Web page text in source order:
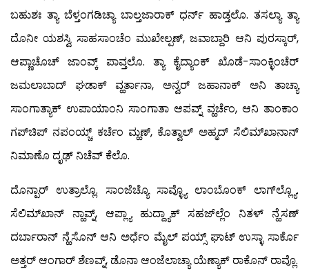
ಬಹುಶಃ ತ್ಯಾ ಬೆಳ್ತಂಗಡಿಚ್ಯಾ ಬಾಲ್ತಜಾರಾಕ್ ಧರ್ನ್ ಹಾಡ್ತಲೊ. ತಸಲ್ಯಾ ತ್ಯಾ
ದೊನೀ ಯಶಸ್ವಿ ಸಾಹಸಾಂಚೆಂ ಮುಖೇಲ್ಪಣ್, ಜವಾಬ್ದಾರಿ ಆನಿ ಪುರಸ್ಕಾರ್,
ಆಪ್ಣಾಚೊಚ್ ಜಾಂವ್ಕ್ ಪಾವ್ತಲೊ. ತ್ಯಾ ಕೈದ್ಯಾಂಕ್ ಖೊಡೆ-ಸಾಂಕ್ಳಿಂಚೆರ್
ಜಮಲಾಬಾದ್ ಘಡಾಕ್ ವ್ಹರ್ತಾನಾ, ಅನ್ವರ್ ಜಹಾನಾಕ್ ಅನಿ ತಾಚ್ಯಾ
ಸಾಂಗಾತ್ಯಾಕ್ ಉಪಾಯಾಂನಿ ಸಾಂಗಾತಾ ಆಪವ್ನ್ ವ್ಹರ್ಚೆಂ, ಆನಿ ತಾಂಕಾಂ
ಗಪ್‍ಚಿಪ್ ನಪಂಯ್ಚ್ ಕರ್ಚೆಂ ಮ್ಹಣ್, ಕೊತ್ವಾಲ್ ಅಹ್ಮದ್ ಸೆಲಿಮ್‍ಖಾನಾನ್
ನಿಮಾಣೊ ದೃಢ್ ನಿಚೆವ್ ಕೆಲೊ.
ದೊನ್ಪಾರ್ ಉತ್ರಾಲ್ಲೊ. ಸಾಂಜೆಚ್ಯೊ ಸಾವ್ಳ್ಯೊ ಲಾಂಬೊಂಕ್ ಲಾಗ್‍ಲ್ಲ್ಯೊ.
ಸೆಲಿಮ್‍ಖಾನ್ ನ್ಹಾವ್ನ್, ಆಪ್ಲ್ಯಾ ಹುದ್ದ್ಯಾಕ್ ಸಹಜ್‍ಲ್ಲೆಂ ನಿತಳ್ ನ್ಹೆಸಣ್
ದರ್ಬಾರಾನ್ ನ್ಹೆಸೊನ್ ಆನಿ ಅರ್ಧೆಂ ಮೈಲ್ ಪಯ್ಸ್ ಘಾಟ್ ಉಸ್ಳಾ ಸಾರ್ಕೊ
ಅತ್ತರ್ ಆಂಗಾರ್ ಶೆಣವ್ನ್, ಡೊನಾ ಆಂಜೆಲಾಚ್ಯಾ ಯೆಣ್ಯಾಕ್ ರಾಕೊನ್ ರಾವ್ಲೊ.